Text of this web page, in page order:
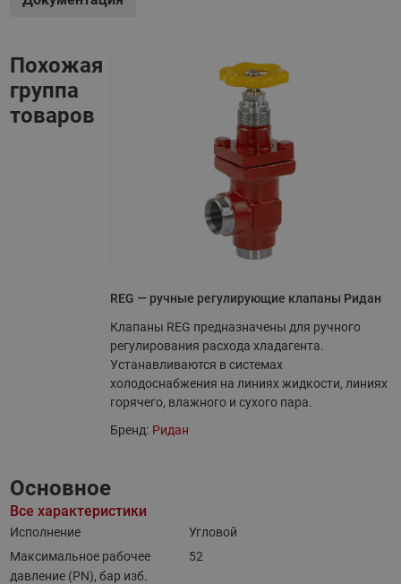
Похожая
группа
товаров
REG — ручные регулирующие клапаны Ридан
Клапаны REG предназначены для ручного
регулирования расхода хладагента.
Устанавливаются в системах
холодоснабжения на линиях жидкости, линиях
горячего, влажного и сухого пара.
Бренд: Ридан
Основное
Все характеристики
Исполнение
Угловой
Максимальное рабочее
давление (PN), бар изб.
52